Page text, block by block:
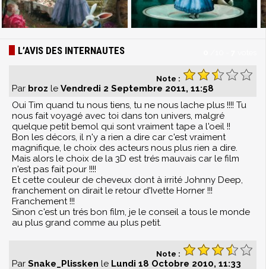
L’AVIS DES INTERNAUTES
Note :
Par broz le Vendredi 2 Septembre 2011, 11:58
Oui Tim quand tu nous tiens, tu ne nous lache plus !!!! Tu
nous fait voyagé avec toi dans ton univers, malgré
quelque petit bemol qui sont vraiment tape a l'oeil !!
Bon les décors, il n'y a rien a dire car c'est vraiment
magnifique, le choix des acteurs nous plus rien a dire.
Mais alors le choix de la 3D est trés mauvais car le film
n'est pas fait pour !!!!
Et cette couleur de cheveux dont à irrité Johnny Deep,
franchement on dirait le retour d'Ivette Horner !!!
Franchement !!!
Sinon c'est un trés bon film, je le conseil a tous le monde
au plus grand comme au plus petit.
Note :
Par Snake_Plissken le Lundi 18 Octobre 2010, 11:33